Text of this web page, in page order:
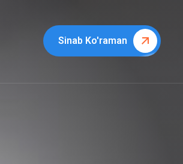
Sinab Ko'raman